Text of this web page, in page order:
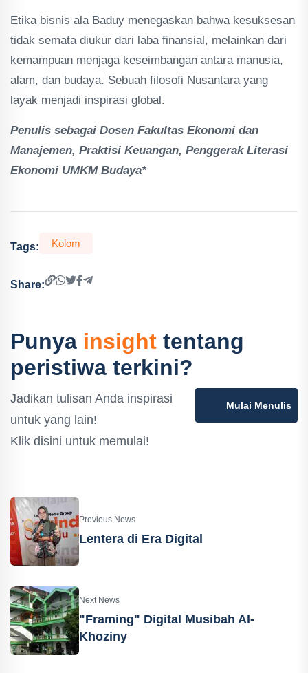
Etika bisnis ala Baduy menegaskan bahwa kesuksesan
tidak semata diukur dari laba finansial, melainkan dari
kemampuan menjaga keseimbangan antara manusia,
alam, dan budaya. Sebuah filosofi Nusantara yang
layak menjadi inspirasi global.
Penulis sebagai Dosen Fakultas Ekonomi dan
Manajemen, Praktisi Keuangan, Penggerak Literasi
Ekonomi UMKM Budaya*
Tags: Kolom
Share:
Punya insight tentang
peristiwa terkini?
Jadikan tulisan Anda inspirasi
untuk yang lain!
Klik disini untuk memulai!
Mulai Menulis
Previous News
Lentera di Era Digital
Next News
"Framing" Digital Musibah Al-
Khoziny